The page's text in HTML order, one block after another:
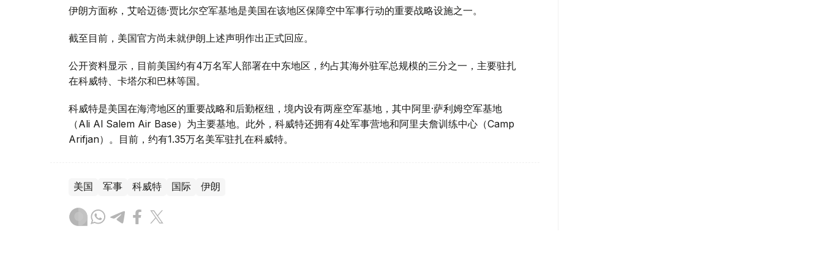
伊朗方面称，艾哈迈德·贾比尔空军基地是美国在该地区保障空中军事行动的重要战略设施之一。
截至目前，美国官方尚未就伊朗上述声明作出正式回应。
公开资料显示，目前美国约有4万名军人部署在中东地区，约占其海外驻军总规模的三分之一，主要驻扎
在科威特、卡塔尔和巴林等国。
科威特是美国在海湾地区的重要战略和后勤枢纽，境内设有两座空军基地，其中阿里·萨利姆空军基地
（Ali Al Salem Air Base）为主要基地。此外，科威特还拥有4处军事营地和阿里夫詹训练中心（Camp
Arifjan）。目前，约有1.35万名美军驻扎在科威特。
美国 军事 科威特 国际 伊朗